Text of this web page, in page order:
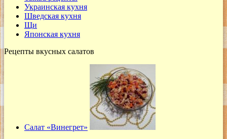
Украинская кухня
Шведская кухня
Щи
Японская кухня
Рецепты вкусных салатов
Салат «Винегрет»